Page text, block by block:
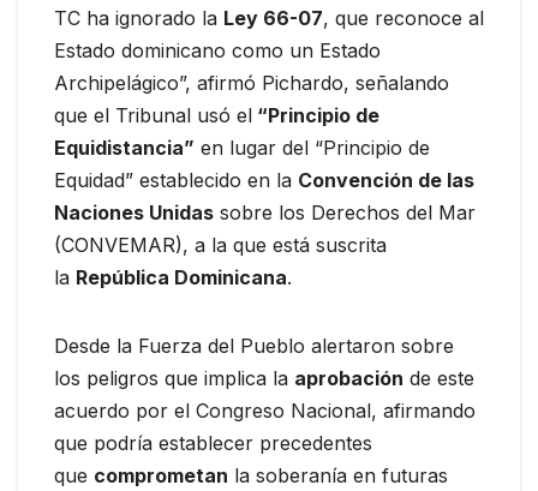
TC ha ignorado la Ley 66-07, que reconoce al
Estado dominicano como un Estado
Archipelágico”, afirmó Pichardo, señalando
que el Tribunal usó el “Principio de
Equidistancia” en lugar del “Principio de
Equidad” establecido en la Convención de las
Naciones Unidas sobre los Derechos del Mar
(CONVEMAR), a la que está suscrita
la República Dominicana.
Desde la Fuerza del Pueblo alertaron sobre
los peligros que implica la aprobación de este
acuerdo por el Congreso Nacional, afirmando
que podría establecer precedentes
que comprometan la soberanía en futuras